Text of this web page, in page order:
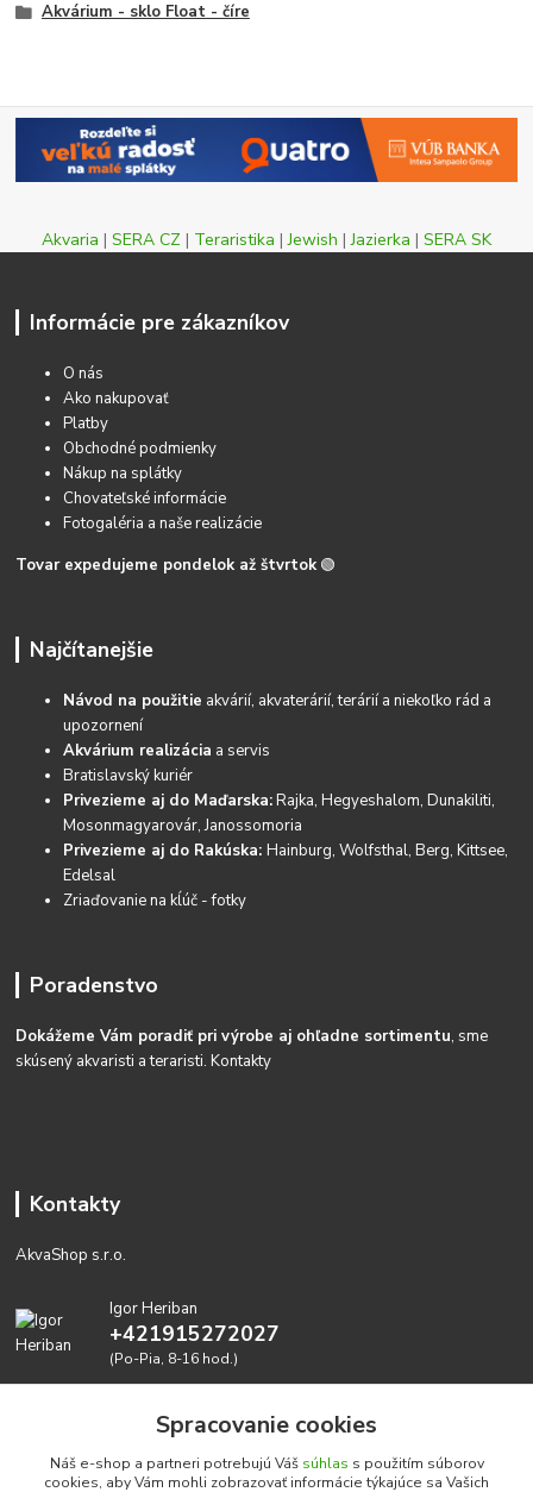
Akvárium - sklo Float - číre
Akvaria | SERA CZ | Teraristika |Jewish |Jazierka | SERA SK
Informácie pre zákazníkov
O nás
Ako nakupovať
Platby
Obchodné podmienky
Nákup na splátky
Chovateľské informácie
Fotogaléria a naše realizácie
Tovar expedujeme pondelok až štvrtok 🟢
Najčítanejšie
Návod na použitie akvárií, akvaterárií, terárií a niekoľko rád a
upozornení
Akvárium realizácia a servis
Bratislavský kuriér
Privezieme aj do Maďarska:Rajka, Hegyeshalom, Dunakiliti,
Mosonmagyarovár, Janossomoria
Privezieme aj do Rakúska:Hainburg, Wolfsthal, Berg, Kittsee,
Edelsal
Zriaďovanie na kĺúč - fotky
Poradenstvo
Dokážeme Vám poradiť pri výrobe aj ohľadne sortimentu, sme
skúsený akvaristi a teraristi.Kontakty
Kontakty
AkvaShop s.r.o.
Igor Heriban
+421915272027
(Po-Pia, 8-16 hod.)
Spracovanie cookies
Náš e-shop a partneri potrebujú Váš súhlas s použitím súborov
cookies, aby Vám mohli zobrazovať informácie týkajúce sa Vašich